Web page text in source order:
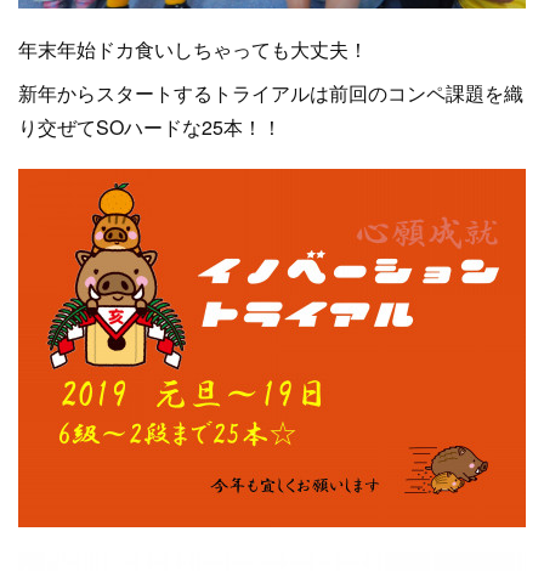
年末年始ドカ食いしちゃっても大丈夫！
新年からスタートするトライアルは前回のコンペ課題を織
り交ぜてSOハードな25本！！